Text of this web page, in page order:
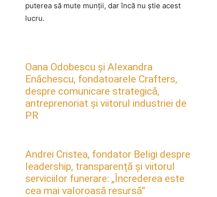
puterea să mute munții, dar încă nu știe acest
lucru.
Oana Odobescu și Alexandra
Enăchescu, fondatoarele Crafters,
despre comunicare strategică,
antreprenoriat și viitorul industriei de
PR
Andrei Cristea, fondator Beligi despre
leadership, transparență și viitorul
serviciilor funerare: „Încrederea este
cea mai valoroasă resursă”